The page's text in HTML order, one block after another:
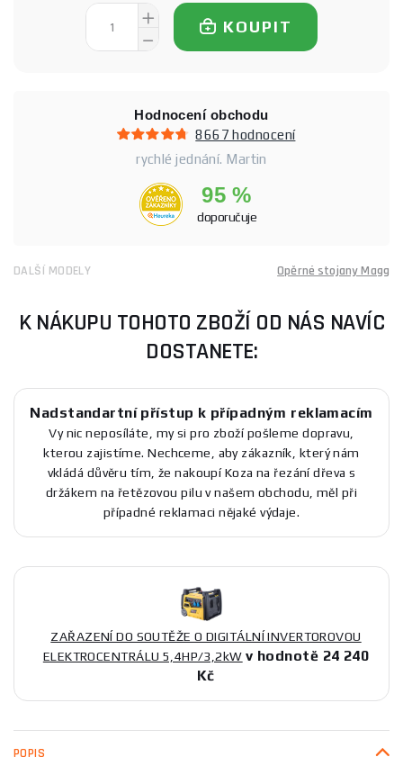
KOUPIT
Hodnocení obchodu
8667 hodnocení
rychlé jednání. Martin
95 %
doporučuje
DALŠÍ MODELY Opěrné stojany Magg
K NÁKUPU TOHOTO ZBOŽÍ OD NÁS NAVÍC
DOSTANETE:
Nadstandartní přístup k případným reklamacím
Vy nic neposíláte, my si pro zboží pošleme dopravu,
kterou zajistíme. Nechceme, aby zákazník, který nám
vkládá důvěru tím, že nakoupí Koza na řezání dřeva s
držákem na řetězovou pilu v našem obchodu, měl při
případné reklamaci nějaké výdaje.
ZAŘAZENÍ DO SOUTĚŽE O DIGITÁLNÍ INVERTOROVOU
ELEKTROCENTRÁLU 5,4HP/3,2kW v hodnotě 24 240
Kč
POPIS